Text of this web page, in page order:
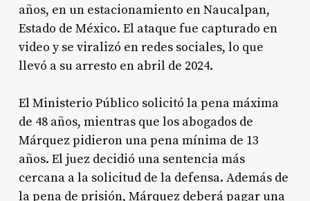
años, en un estacionamiento en Naucalpan,
Estado de México. El ataque fue capturado en
video y se viralizó en redes sociales, lo que
llevó a su arresto en abril de 2024.
El Ministerio Público solicitó la pena máxima
de 48 años, mientras que los abogados de
Márquez pidieron una pena mínima de 13
años. El juez decidió una sentencia más
cercana a la solicitud de la defensa. Además de
la pena de prisión, Márquez deberá pagar una